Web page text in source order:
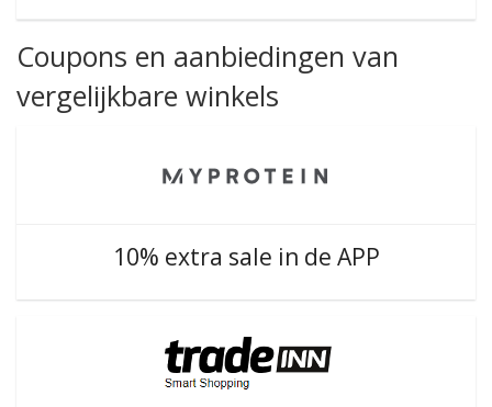
Coupons en aanbiedingen van
vergelijkbare winkels
10% extra sale in de APP